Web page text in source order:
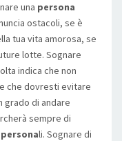
una persona
ostacoli, se è
tua vita amorosa, se
lotte. Sognare
indica che non
e che dovresti evitare
grado di andare
sempre di
personali. Sognare di